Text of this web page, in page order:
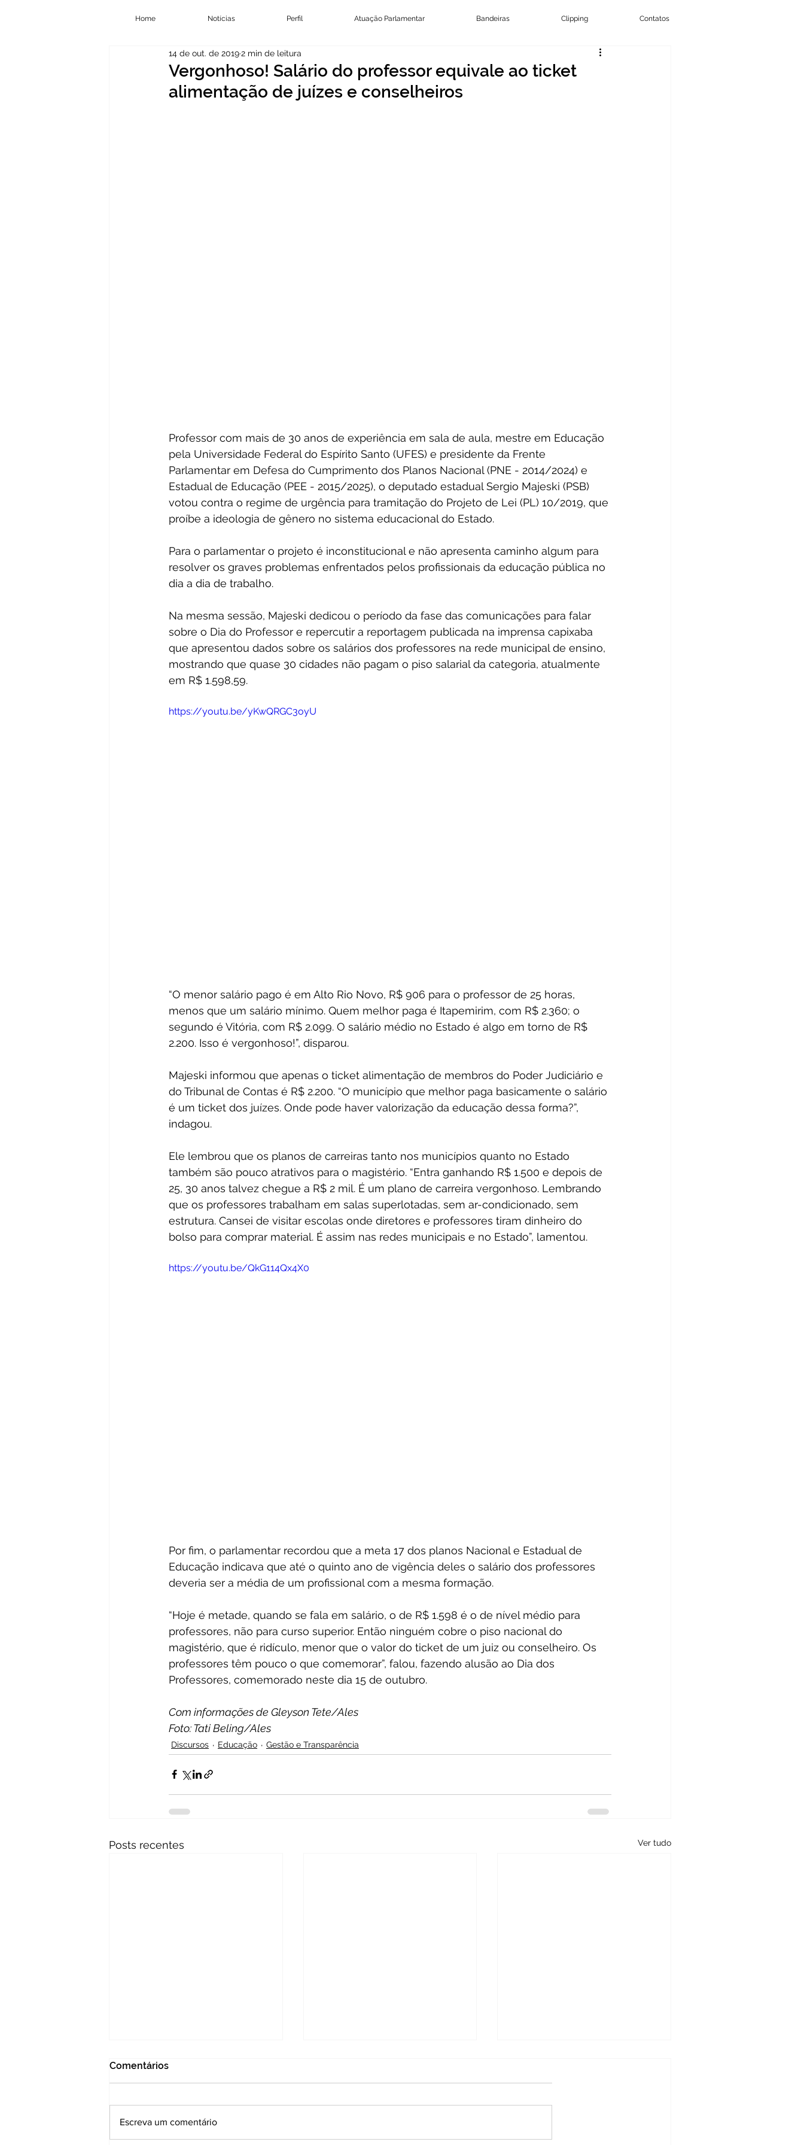
Home Notícias Perfil Atuação Parlamentar Bandeiras Clipping Contatos
Vergonhoso! Salário do professor equivale ao ticket
alimentação de juízes e conselheiros
14 de out. de 20192 min de leitura
Professor com mais de 30 anos de experiência em sala de aula, mestre em Educação
pela Universidade Federal do Espírito Santo (UFES) e presidente da Frente
Parlamentar em Defesa do Cumprimento dos Planos Nacional (PNE - 2014/2024) e
Estadual de Educação (PEE - 2015/2025), o deputado estadual Sergio Majeski (PSB)
votou contra o regime de urgência para tramitação do Projeto de Lei (PL) 10/2019, que
proíbe a ideologia de gênero no sistema educacional do Estado.
Para o parlamentar o projeto é inconstitucional e não apresenta caminho algum para
resolver os graves problemas enfrentados pelos profissionais da educação pública no
dia a dia de trabalho.
Na mesma sessão, Majeski dedicou o período da fase das comunicações para falar
sobre o Dia do Professor e repercutir a reportagem publicada na imprensa capixaba
que apresentou dados sobre os salários dos professores na rede municipal de ensino,
mostrando que quase 30 cidades não pagam o piso salarial da categoria, atualmente
em R$ 1.598,59.
https://youtu.be/yKwQRGC3oyU
“O menor salário pago é em Alto Rio Novo, R$ 906 para o professor de 25 horas,
menos que um salário mínimo. Quem melhor paga é Itapemirim, com R$ 2.360; o
segundo é Vitória, com R$ 2.099. O salário médio no Estado é algo em torno de R$
2.200. Isso é vergonhoso!”, disparou.
Majeski informou que apenas o ticket alimentação de membros do Poder Judiciário e
do Tribunal de Contas é R$ 2.200. “O município que melhor paga basicamente o salário
é um ticket dos juízes. Onde pode haver valorização da educação dessa forma?”,
indagou.
Ele lembrou que os planos de carreiras tanto nos municípios quanto no Estado
também são pouco atrativos para o magistério. “Entra ganhando R$ 1.500 e depois de
25, 30 anos talvez chegue a R$ 2 mil. É um plano de carreira vergonhoso. Lembrando
que os professores trabalham em salas superlotadas, sem ar-condicionado, sem
estrutura. Cansei de visitar escolas onde diretores e professores tiram dinheiro do
bolso para comprar material. É assim nas redes municipais e no Estado”, lamentou.
https://youtu.be/QkG114Qx4X0
Por fim, o parlamentar recordou que a meta 17 dos planos Nacional e Estadual de
Educação indicava que até o quinto ano de vigência deles o salário dos professores
deveria ser a média de um profissional com a mesma formação.
“Hoje é metade, quando se fala em salário, o de R$ 1.598 é o de nível médio para
professores, não para curso superior. Então ninguém cobre o piso nacional do
magistério, que é ridículo, menor que o valor do ticket de um juiz ou conselheiro. Os
professores têm pouco o que comemorar”, falou, fazendo alusão ao Dia dos
Professores, comemorado neste dia 15 de outubro.
Com informações de Gleyson Tete/Ales
Foto: Tati Beling/Ales
Discursos Educação Gestão e Transparência
Posts recentes Ver tudo
Comentários
Escreva um comentário